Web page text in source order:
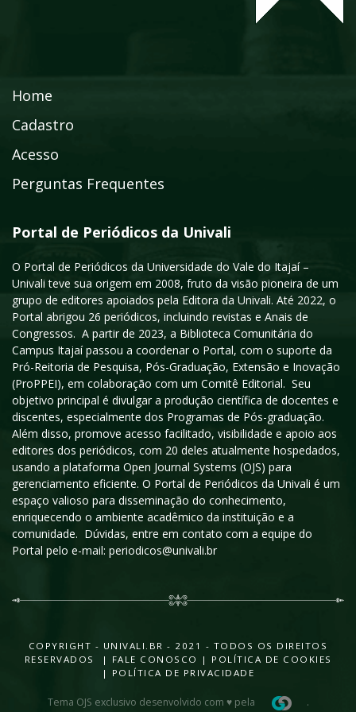
Home
Cadastro
Acesso
Perguntas Frequentes
Portal de Periódicos da Univali
O Portal de Periódicos da Universidade do Vale do Itajaí –
Univali teve sua origem em 2008, fruto da visão pioneira de um
grupo de editores apoiados pela Editora da Univali. Até 2022, o
Portal abrigou 26 periódicos, incluindo revistas e Anais de
Congressos. A partir de 2023, a Biblioteca Comunitária do
Campus Itajaí passou a coordenar o Portal, com o suporte da
Pró-Reitoria de Pesquisa, Pós-Graduação, Extensão e Inovação
(ProPPEI), em colaboração com um Comitê Editorial. Seu
objetivo principal é divulgar a produção científica de docentes e
discentes, especialmente dos Programas de Pós-graduação.
Além disso, promove acesso facilitado, visibilidade e apoio aos
editores dos periódicos, com 20 deles atualmente hospedados,
usando a plataforma Open Journal Systems (OJS) para
gerenciamento eficiente. O Portal de Periódicos da Univali é um
espaço valioso para disseminação do conhecimento,
enriquecendo o ambiente acadêmico da instituição e a
comunidade. Dúvidas, entre em contato com a equipe do
Portal pelo e-mail: periodicos@univali.br
COPYRIGHT - UNIVALI.BR - 2021 - TODOS OS DIREITOS
RESERVADOS |
FALE CONOSCO | POLÍTICA DE COOKIES
| POLÍTICA DE PRIVACIDADE
Tema OJS exclusivo desenvolvido com ♥ pela .